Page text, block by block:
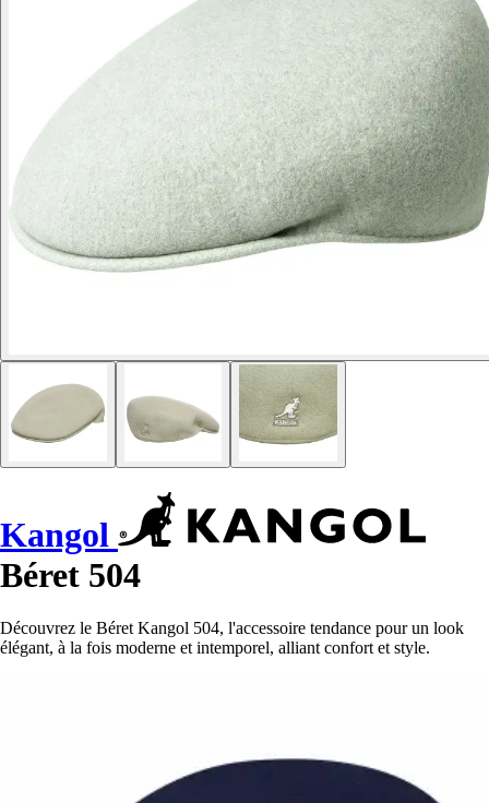
Kangol
Béret 504
Découvrez le Béret Kangol 504, l'accessoire tendance pour un look
élégant, à la fois moderne et intemporel, alliant confort et style.